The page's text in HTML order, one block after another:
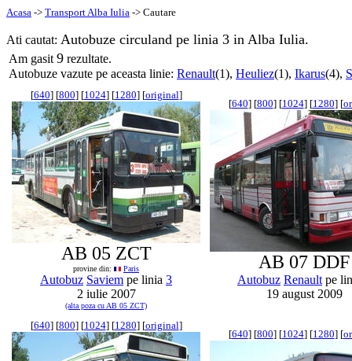
Acasa -> Transport Alba Iulia -> Cautare
Ati cautat: Autobuze circuland pe linia 3 in Alba Iulia.
Am gasit 9 rezultate.
Autobuze vazute pe aceasta linie: Renault(1), Heuliez(1), Ikarus(4),
[640] [800] [1024] [1280] [original]
AB 05 ZCT
provine din: Paris
Autobuz Saviem pe linia 3
2 iulie 2007
(alta poza cu AB 05 ZCT)
[640] [800] [1024] [1280] [
AB 07 DDF
Autobuz Renault pe
19 august 2009
[640] [800] [1024] [1280] [original]
[640] [800] [1024] [1280] [